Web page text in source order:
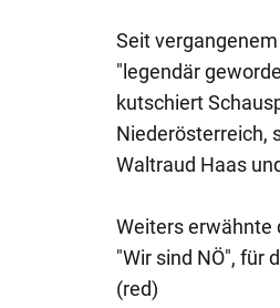
Seit
"legendär
kutschiert
Niederösterreich,
Waltraud Haas
Weiters erwähnte
"Wir sind NÖ", für
(red)